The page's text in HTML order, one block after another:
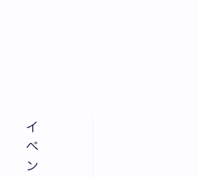
イ
ベ
ン